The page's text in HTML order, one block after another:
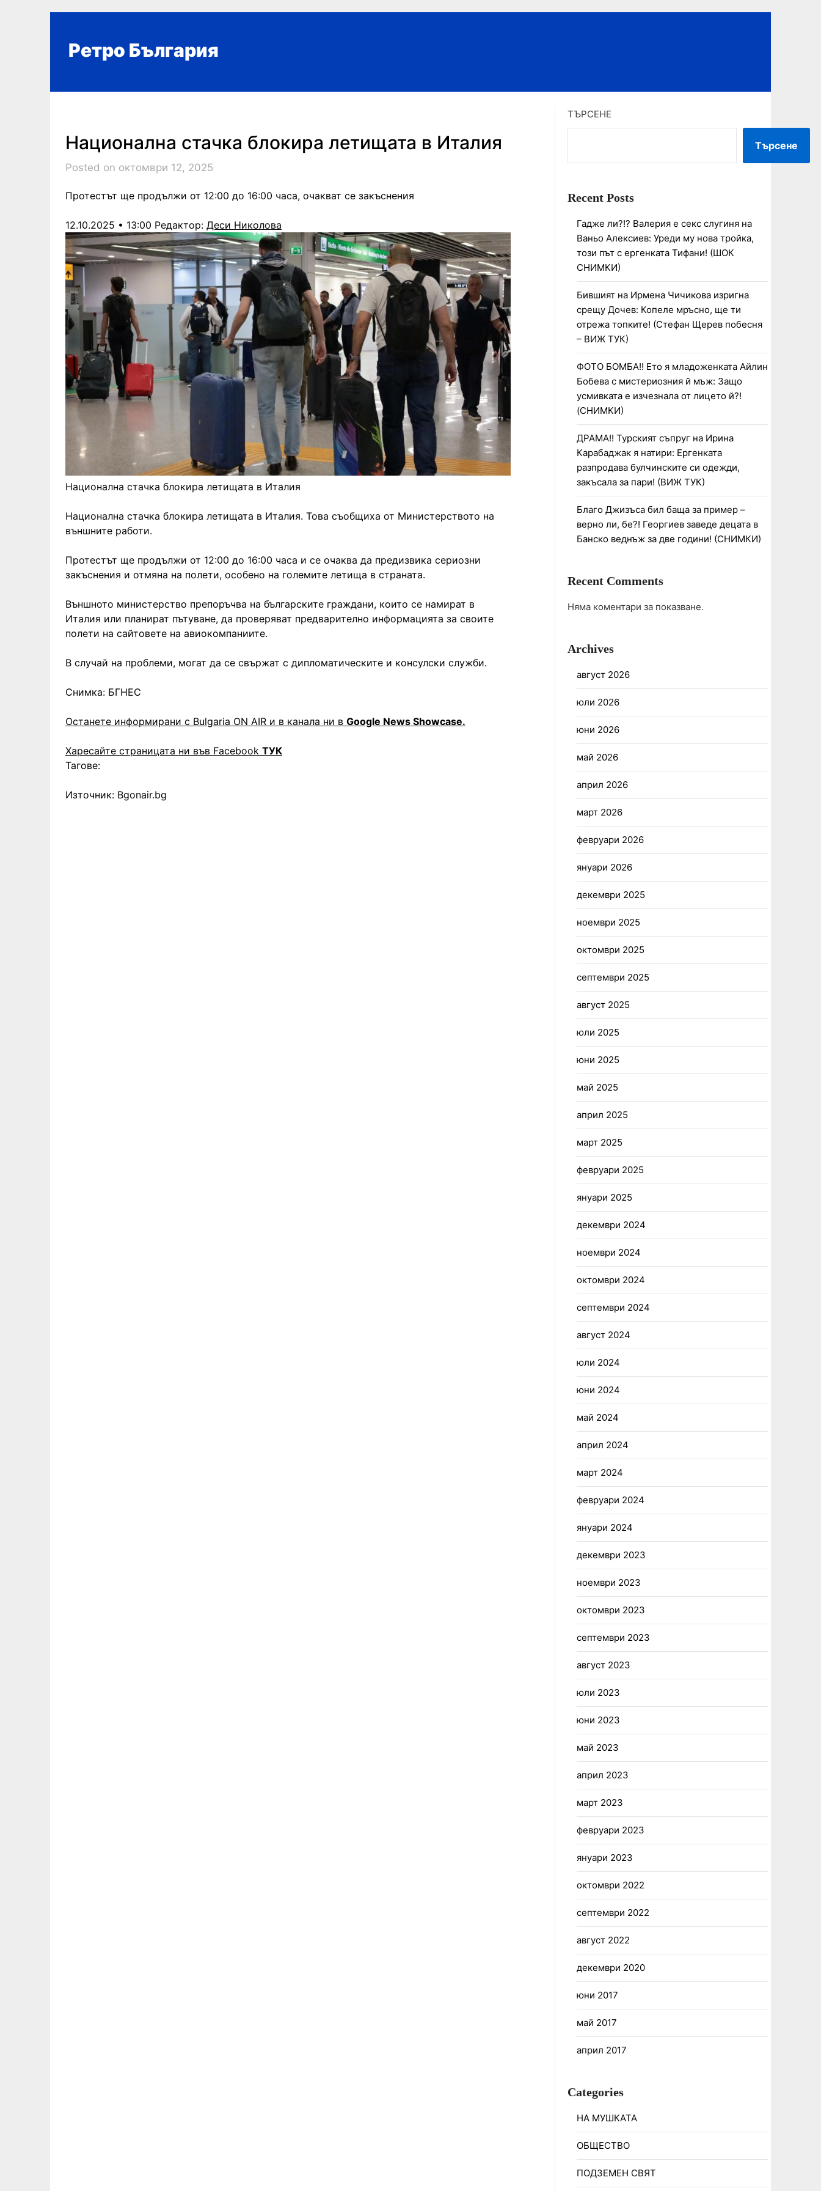
Ретро България
Национална стачка блокира летищата в Италия
Posted on октомври 12, 2025
Протестът ще продължи от 12:00 до 16:00 часа, очакват се закъснения
12.10.2025 • 13:00 Редактор: Деси Николова
Национална стачка блокира летищата в Италия
Национална стачка блокира летищата в Италия. Това съобщиха от Министерството на
външните работи.
Протестът ще продължи от 12:00 до 16:00 часа и се очаква да предизвика сериозни
закъснения и отмяна на полети, особено на големите летища в страната.
Външното министерство препоръчва на българските граждани, които се намират в
Италия или планират пътуване, да проверяват предварително информацията за своите
полети на сайтовете на авиокомпаниите.
В случай на проблеми, могат да се свържат с дипломатическите и консулски служби.
Снимка: БГНЕС
Останете информирани с Bulgaria ON AIR и в канала ни в Google News Showcase.
Харесайте страницата ни във Facebook ТУК
Тагове:
Източник: Bgonair.bg
ТЪРСЕНЕ
Търсене
Recent Posts
Гадже ли?!? Валерия е секс слугиня на
Ваньо Алексиев: Уреди му нова тройка,
този път с ергенката Тифани! (ШОК
СНИМКИ)
Бившият на Ирмена Чичикова изригна
срещу Дочев: Копеле мръсно, ще ти
отрежа топките! (Стефан Щерев побесня
– ВИЖ ТУК)
ФОТО БОМБА!! Ето я младоженката Айлин
Бобева с мистериозния й мъж: Защо
усмивката е изчезнала от лицето й?!
(СНИМКИ)
ДРАМА!! Турският съпруг на Ирина
Карабаджак я натири: Ергенката
разпродава булчинските си одежди,
закъсала за пари! (ВИЖ ТУК)
Благо Джизъса бил баща за пример –
верно ли, бе?! Георгиев заведе децата в
Банско веднъж за две години! (СНИМКИ)
Recent Comments
Няма коментари за показване.
Archives
август 2026
юли 2026
юни 2026
май 2026
април 2026
март 2026
февруари 2026
януари 2026
декември 2025
ноември 2025
октомври 2025
септември 2025
август 2025
юли 2025
юни 2025
май 2025
април 2025
март 2025
февруари 2025
януари 2025
декември 2024
ноември 2024
октомври 2024
септември 2024
август 2024
юли 2024
юни 2024
май 2024
април 2024
март 2024
февруари 2024
януари 2024
декември 2023
ноември 2023
октомври 2023
септември 2023
август 2023
юли 2023
юни 2023
май 2023
април 2023
март 2023
февруари 2023
януари 2023
октомври 2022
септември 2022
август 2022
декември 2020
юни 2017
май 2017
април 2017
Categories
НА МУШКАТА
ОБЩЕСТВО
ПОДЗЕМЕН СВЯТ